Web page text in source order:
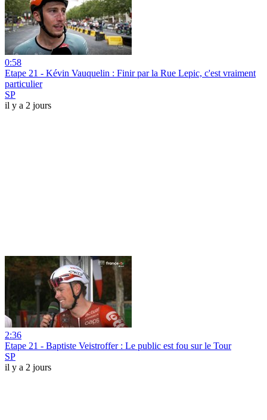
0:58
Etape 21 - Kévin Vauquelin : Finir par la Rue Lepic, c'est vraiment
particulier
SP
il y a 2 jours
2:36
Etape 21 - Baptiste Veistroffer : Le public est fou sur le Tour
SP
il y a 2 jours